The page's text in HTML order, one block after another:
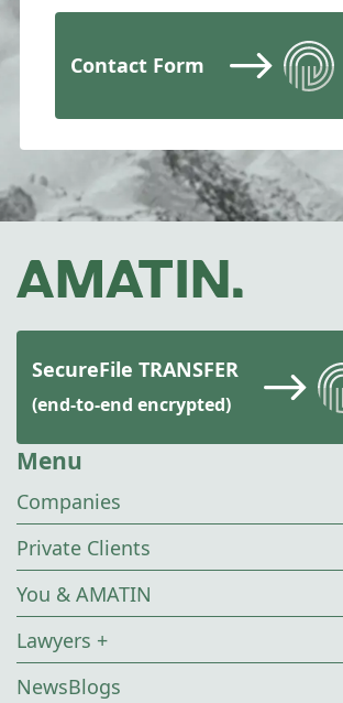
Contact Form
SecureFile TRANSFER
(end-to-end encrypted)
Menu
Companies
Private Clients
You & AMATIN
Lawyers +
NewsBlogs